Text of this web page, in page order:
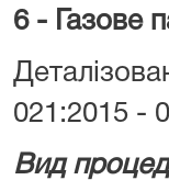
6 - Газове
021:2015 -
Вид